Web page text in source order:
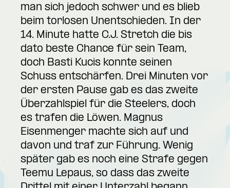
man sich jedoch schwer und es blieb
beim torlosen Unentschieden. In der
14. Minute hatte C.J. Stretch die bis
dato beste Chance für sein Team,
doch Basti Kucis konnte seinen
Schuss entschärfen. Drei Minuten vor
der ersten Pause gab es das zweite
Überzahlspiel für die Steelers, doch
es trafen die Löwen. Magnus
Eisenmenger machte sich auf und
davon und traf zur Führung. Wenig
später gab es noch eine Strafe gegen
Teemu Lepaus, so dass das zweite